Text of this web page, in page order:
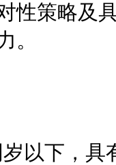
性策略及
。
下，具